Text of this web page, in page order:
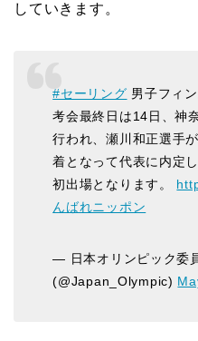
していきます。
#セーリング 男子フィ
考会最終日は14日、神
行われ、瀬川和正選手
着となって代表に内定
初出場となります。
んばれニッポン
— 日本オリンピック委
(@Japan_Olympic)